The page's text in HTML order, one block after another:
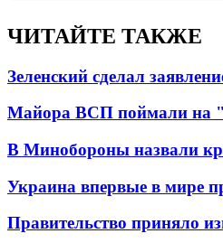
ЧИТАЙТЕ ТАКЖЕ
Зеленский сделал
Майора ВСП поймали на
В Минобороны назвали
Украина впервые в мире
Правительство приняло